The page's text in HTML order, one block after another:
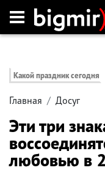
Какой праздник сегодня
Главная Досуг
Эти три
любовью в